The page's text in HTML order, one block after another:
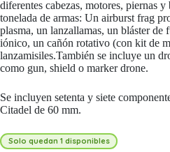
diferentes cabezas, motores, piernas y
tonelada de armas: Un airburst frag
plasma, un lanzallamas, un bláster de
iónico, un cañón rotativo (con kit de
lanzamisiles.También se incluye un
como gun, shield o marker drone.
Se incluyen setenta y siete
Citadel de 60 mm.
Solo quedan 1 disponibles